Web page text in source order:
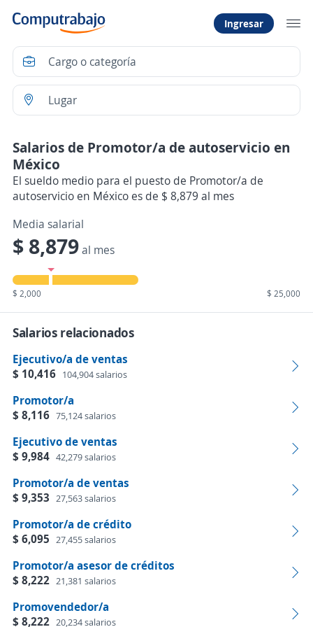
Ingresar
Salarios de Promotor/a de autoservicio en
México
El sueldo medio para el puesto de Promotor/a de
autoservicio en México es de $ 8,879 al mes
Media salarial
$ 8,879al mes
$ 2,000 $ 25,000
Salarios relacionados
Ejecutivo/a de ventas
$ 10,416 104,904 salarios
Promotor/a
$ 8,116 75,124 salarios
Ejecutivo de ventas
$ 9,984 42,279 salarios
Promotor/a de ventas
$ 9,353 27,563 salarios
Promotor/a de crédito
$ 6,095 27,455 salarios
Promotor/a asesor de créditos
$ 8,222 21,381 salarios
Promovendedor/a
$ 8,222 20,234 salarios